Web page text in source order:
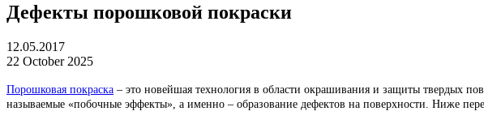
Дефекты порошковой покраски
12.05.2017
22 October 2025
Порошковая покраска – это новейшая технология в области окрашивания и защиты твердых
называемые «побочные эффекты», а именно – образование дефектов на поверхности. Ниже